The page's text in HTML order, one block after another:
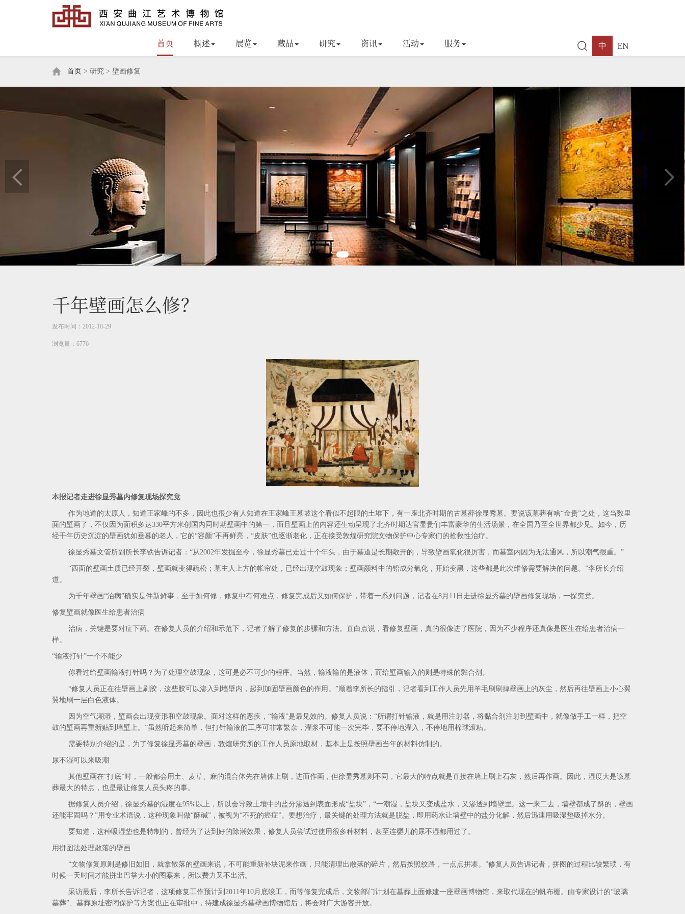
首页 概述 展览 藏品 研究 资讯 活动 服务 中 EN
首页 > 研究 > 壁画修复
千年壁画怎么修？
发布时间：2012-10-29
浏览量：6776
本报记者走进徐显秀墓内修复现场探究竟
作为地道的太原人，知道王家峰的不多，因此也很少有人知道在王家峰王墓坡这个看似不起眼的土堆下，有一座北齐时期的古墓葬徐显秀墓。要说该墓葬有啥“金贵”之处，这当数里
面的壁画了，不仅因为面积多达330平方米创国内同时期壁画中的第一，而且壁画上的内容还生动呈现了北齐时期达官显贵们丰富豪华的生活场景，在全国乃至全世界都少见。如今，历
经千年历史沉淀的壁画犹如垂暮的老人，它的“容颜”不再鲜亮，“皮肤”也逐渐老化，正在接受敦煌研究院文物保护中心专家们的抢救性治疗。
徐显秀墓文管所副所长李铁告诉记者：“从2002年发掘至今，徐显秀墓已走过十个年头，由于墓道是长期敞开的，导致壁画氧化很厉害，而墓室内因为无法通风，所以潮气很重。”
“西面的壁画土质已经开裂，壁画就变得疏松；墓主人上方的帐帘处，已经出现空鼓现象；壁画颜料中的铅成分氧化，开始变黑，这些都是此次维修需要解决的问题。”李所长介绍
道。
为千年壁画“治病”确实是件新鲜事，至于如何修，修复中有何难点，修复完成后又如何保护，带着一系列问题，记者在8月11日走进徐显秀墓的壁画修复现场，一探究竟。
修复壁画就像医生给患者治病
治病，关键是要对症下药。在修复人员的介绍和示范下，记者了解了修复的步骤和方法。直白点说，看修复壁画，真的很像进了医院，因为不少程序还真像是医生在给患者治病一
样。
“输液打针”一个不能少
你看过给壁画输液打针吗？为了处理空鼓现象，这可是必不可少的程序。当然，输液输的是液体，而给壁画输入的则是特殊的黏合剂。
“修复人员正在往壁画上刷胶，这些胶可以渗入到墙壁内，起到加固壁画颜色的作用。”顺着李所长的指引，记者看到工作人员先用羊毛刷刷掉壁画上的灰尘，然后再往壁画上小心翼
翼地刷一层白色液体。
因为空气潮湿，壁画会出现变形和空鼓现象。面对这样的恶疾，“输液”是最见效的。修复人员说：“所谓打针输液，就是用注射器，将黏合剂注射到壁画中，就像做手工一样，把空
鼓的壁画再重新贴到墙壁上。”虽然听起来简单，但打针输液的工序可非常繁杂，灌浆不可能一次完毕，要不停地灌入，不停地用棉球滚粘。
需要特别介绍的是，为了修复徐显秀墓的壁画，敦煌研究所的工作人员原地取材，基本上是按照壁画当年的材料仿制的。
尿不湿可以来吸潮
其他壁画在“打底”时，一般都会用土、麦草、麻的混合体先在墙体上刷，进而作画，但徐显秀墓则不同，它最大的特点就是直接在墙上刷上石灰，然后再作画。因此，湿度大是该墓
葬最大的特点，也是最让修复人员头疼的事。
据修复人员介绍，徐显秀墓的湿度在95%以上，所以会导致土壤中的盐分渗透到表面形成“盐块”，“一潮湿，盐块又变成盐水，又渗透到墙壁里。这一来二去，墙壁都成了酥的，壁画
还能牢固吗？”用专业术语说，这种现象叫做“酥碱”，被视为“不死的癌症”。要想治疗，最关键的处理方法就是脱盐，即用药水让墙壁中的盐分化解，然后迅速用吸湿垫吸掉水分。
要知道，这种吸湿垫也是特制的，曾经为了达到好的除潮效果，修复人员尝试过使用很多种材料，甚至连婴儿的尿不湿都用过了。
用拼图法处理散落的壁画
“文物修复原则是修旧如旧，就拿散落的壁画来说，不可能重新补块泥来作画，只能清理出散落的碎片，然后按照纹路，一点点拼凑。”修复人员告诉记者，拼图的过程比较繁琐，有
时候一天时间才能拼出巴掌大小的图案来，所以费力又不出活。
采访最后，李所长告诉记者，这项修复工作预计到2011年10月底竣工，而等修复完成后，文物部门计划在墓葬上面修建一座壁画博物馆，来取代现在的帆布棚。由专家设计的“玻璃
墓葬”、墓葬原址密闭保护等方案也正在审批中，待建成徐显秀墓壁画博物馆后，将会对广大游客开放。